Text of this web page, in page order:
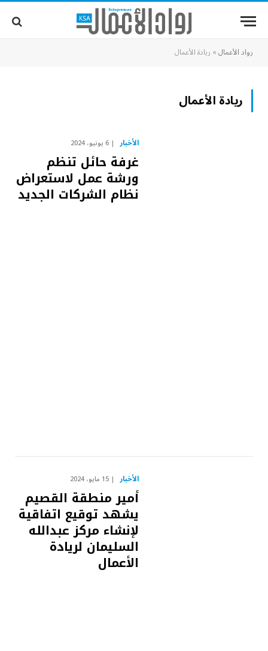
رواد الأعمال» ريادة الأعمال
ريادة الأعمال
الأخبار 6 يونيو، 2024
غرفة حائل تنظم
ورشة عمل لاستعراض
نظام الشركات الجديد
الأخبار 15 مايو، 2024
أمير منطقة القصيم
يشهد توقيع اتفاقية
لإنشاء مركز عبدالله
السليمان لريادة
الأعمال